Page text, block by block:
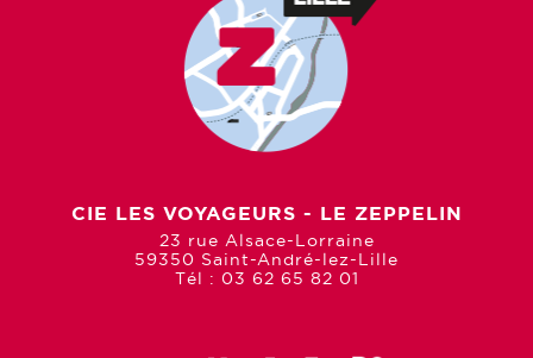
59350 Saint-André-lez-Lille
Tél : 03 62 65 82 01